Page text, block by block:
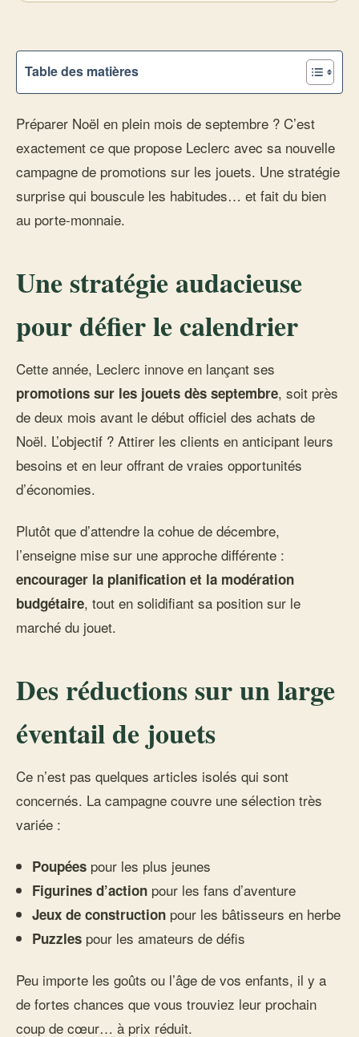
Table des matières
Préparer Noël en plein mois de septembre ? C’est
exactement ce que propose Leclerc avec sa nouvelle
campagne de promotions sur les jouets. Une stratégie
surprise qui bouscule les habitudes… et fait du bien
au porte-monnaie.
Une stratégie audacieuse
pour défier le calendrier
Cette année, Leclerc innove en lançant ses
promotions sur les jouets dès septembre, soit près
de deux mois avant le début officiel des achats de
Noël. L’objectif ? Attirer les clients en anticipant leurs
besoins et en leur offrant de vraies opportunités
d’économies.
Plutôt que d’attendre la cohue de décembre,
l’enseigne mise sur une approche différente :
encourager la planification et la modération
budgétaire, tout en solidifiant sa position sur le
marché du jouet.
Des réductions sur un large
éventail de jouets
Ce n’est pas quelques articles isolés qui sont
concernés. La campagne couvre une sélection très
variée :
Poupées pour les plus jeunes
Figurines d’action pour les fans d’aventure
Jeux de construction pour les bâtisseurs en herbe
Puzzles pour les amateurs de défis
Peu importe les goûts ou l’âge de vos enfants, il y a
de fortes chances que vous trouviez leur prochain
coup de cœur… à prix réduit.